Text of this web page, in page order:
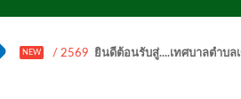
NEW / 2569 ยินดีต้อนรับสู่....เทศบาลตำบล